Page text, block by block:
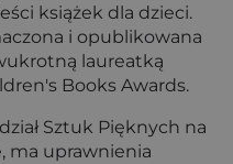
książek dla dzieci.
i opublikowana
laureatką
Books Awards.
Sztuk Pięknych na
ma uprawnienia